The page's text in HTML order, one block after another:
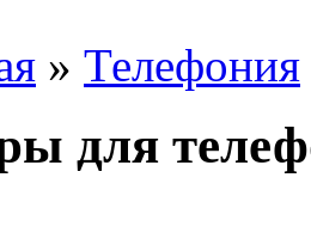
» Телефония
для